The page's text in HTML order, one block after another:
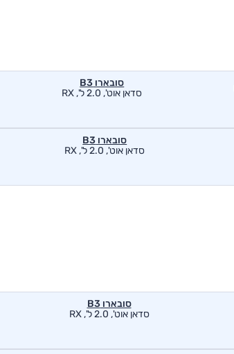
סובארו B3
סדאן אוט', 2.0 ל', RX
סובארו B3
סדאן אוט', 2.0 ל', RX
סובארו B3
סדאן אוט', 2.0 ל', RX